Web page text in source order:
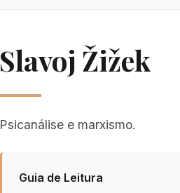
Slavoj Žižek
Psicanálise e marxismo.
Guia de Leitura